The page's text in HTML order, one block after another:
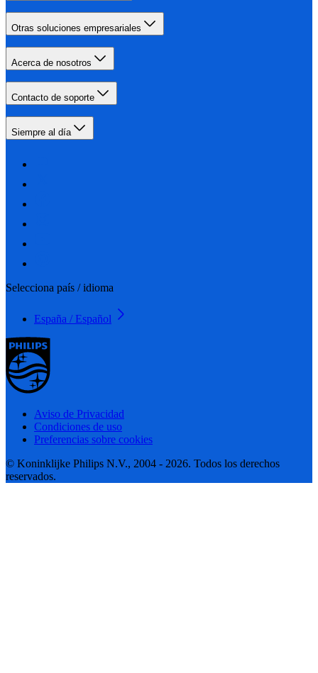
Otras soluciones empresariales
Acerca de nosotros
Contacto de soporte
Siempre al día
Selecciona país / idioma
España / Español
Aviso de Privacidad
Condiciones de uso
Preferencias sobre cookies
© Koninklijke Philips N.V., 2004 - 2026. Todos los derechos
reservados.